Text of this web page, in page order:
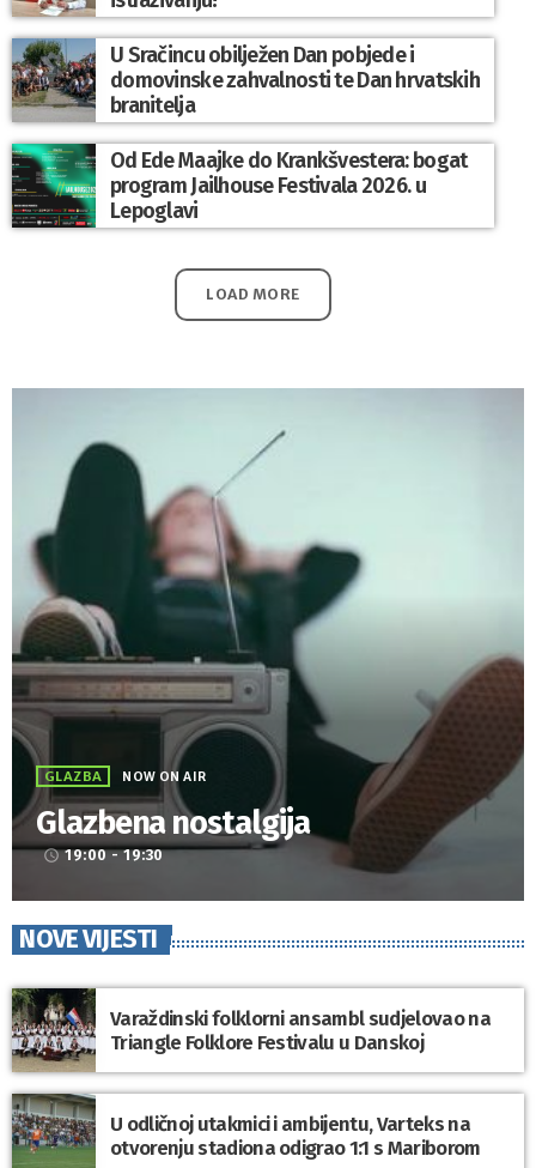
U Sračincu obilježen Dan pobjede i
domovinske zahvalnosti te Dan hrvatskih
branitelja
Od Ede Maajke do Krankšvestera: bogat
program Jailhouse Festivala 2026. u
Lepoglavi
LOAD MORE
GLAZBA NOW ON AIR
Glazbena nostalgija
access_time 19:00 - 19:30
NOVE VIJESTI
Varaždinski folklorni ansambl sudjelovao na
Triangle Folklore Festivalu u Danskoj
U odličnoj utakmici i ambijentu, Varteks na
otvorenju stadiona odigrao 1:1 s Mariborom